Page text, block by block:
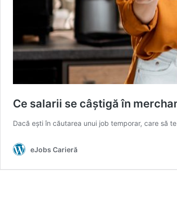
Ce salarii se câștigă în
Dacă ești în căutarea unui job temporar, care să
eJobs Carieră